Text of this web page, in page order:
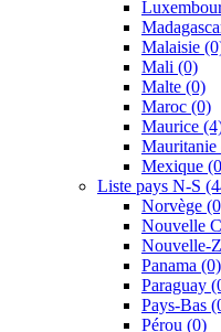
Malaisie
Mali (0)
Malte (0)
Maroc (0)
Maurice
Mauritanie
Mexique
Liste pays N-S
Norvège
Nouvelle
Nouvelle-
Panama (0)
Paraguay
Pays-Bas
Pérou (0)